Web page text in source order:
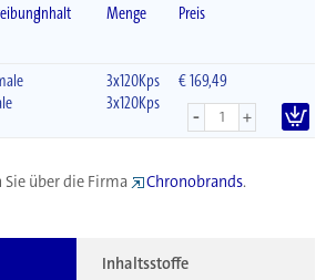
Inhalt Menge Preis
3x120Kps
3x120Kps
€ 169,49
- +
über die Firma Chronobrands.
Inhaltsstoffe